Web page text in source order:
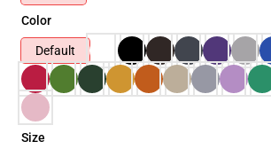
Color
Default
Size